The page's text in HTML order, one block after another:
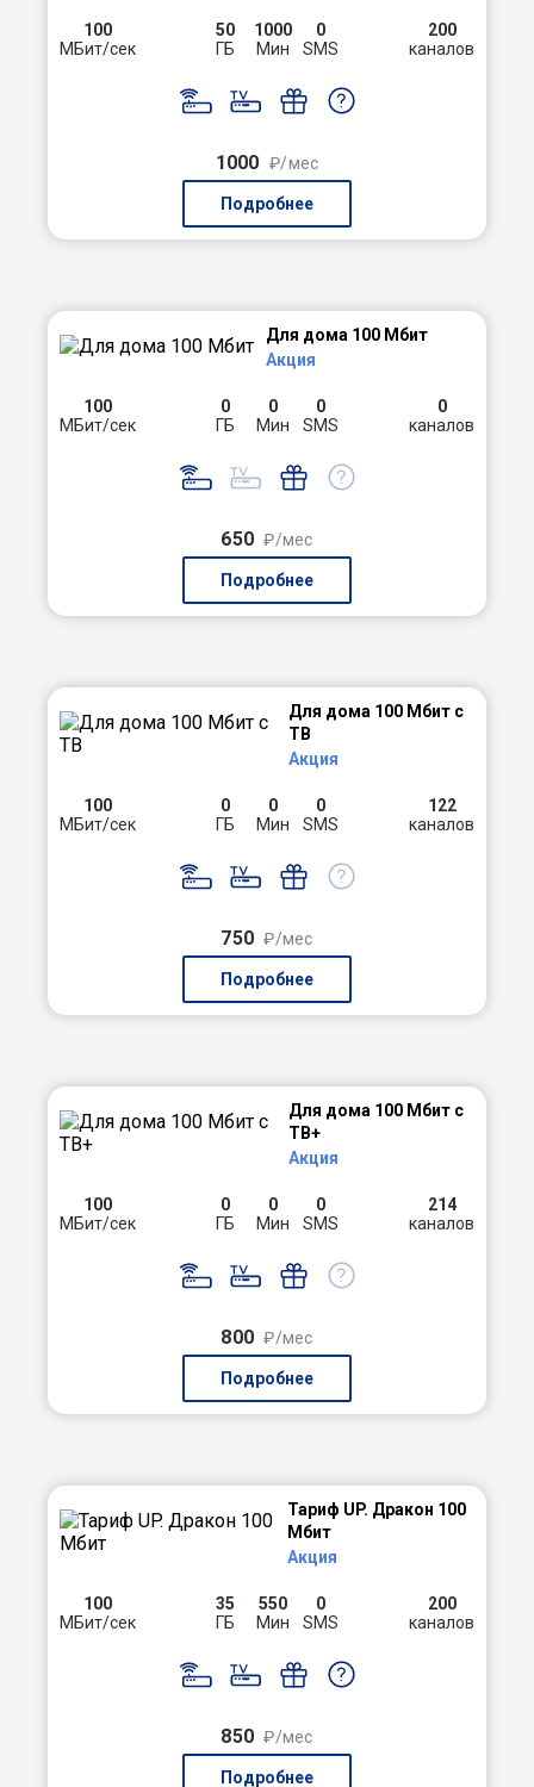
100
МБит/сек
50
ГБ
1000
Мин
0
SMS
200
каналов
1000 ₽/мес
Подробнее
Для дома 100 Мбит
Акция
100
МБит/сек
0
ГБ
0
Мин
0
SMS
0
каналов
650 ₽/мес
Подробнее
Для дома 100 Мбит с
ТВ
Акция
100
МБит/сек
0
ГБ
0
Мин
0
SMS
122
каналов
750 ₽/мес
Подробнее
Для дома 100 Мбит с
ТВ+
Акция
100
МБит/сек
0
ГБ
0
Мин
0
SMS
214
каналов
800 ₽/мес
Подробнее
Тариф UP. Дракон 100
Мбит
Акция
100
МБит/сек
35
ГБ
550
Мин
0
SMS
200
каналов
850 ₽/мес
Подробнее